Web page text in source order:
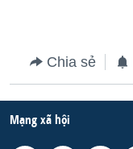
Chia sẻ
Mạng xã hội